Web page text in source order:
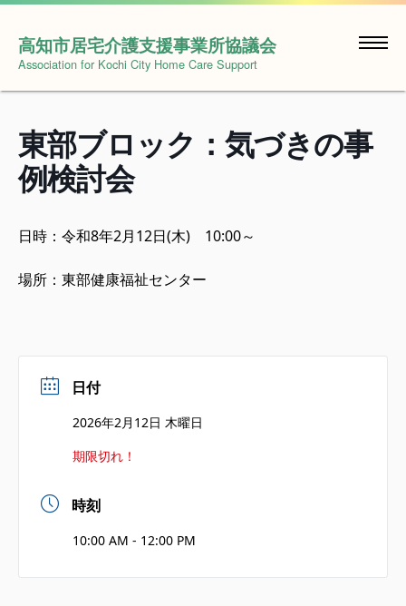
Skip
content
高知市居宅介護支援事業所協議会
Association for Kochi City Home Care Support
東部ブロック：気づきの事
例検討会
日時：令和8年2月12日(木) 10:00～
場所：東部健康福祉センター
日付
2026年2月12日 木曜日
期限切れ！
時刻
10:00 AM - 12:00 PM